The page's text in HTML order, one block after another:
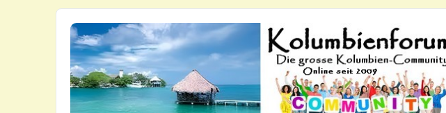
Kolumbienforum - Das grosse Forum der Freunde
Reisen, Auswandern, Kultur, Politik, Geschichte und Visum in Kolumbien und Venezuela. Austausch,